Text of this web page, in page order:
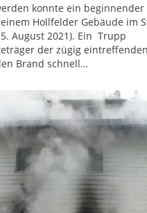
konnte ein beginnender
Hollfelder Gebäude im
August 2021). Ein Trupp
der zügig
Brand schnell…